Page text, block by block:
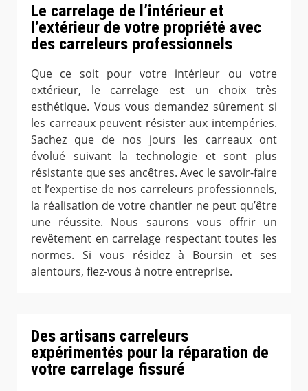
Le carrelage de l’intérieur et
l’extérieur de votre propriété avec
des carreleurs professionnels
Que ce soit pour votre intérieur ou votre
extérieur, le carrelage est un choix très
esthétique. Vous vous demandez sûrement si
les carreaux peuvent résister aux intempéries.
Sachez que de nos jours les carreaux ont
évolué suivant la technologie et sont plus
résistante que ses ancêtres. Avec le savoir-faire
et l’expertise de nos carreleurs professionnels,
la réalisation de votre chantier ne peut qu’être
une réussite. Nous saurons vous offrir un
revêtement en carrelage respectant toutes les
normes. Si vous résidez à Boursin et ses
alentours, fiez-vous à notre entreprise.
Des artisans carreleurs
expérimentés pour la réparation de
votre carrelage fissuré